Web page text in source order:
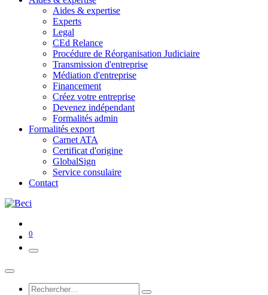
Aides & expertise
Experts
Legal
CEd Relance
Procédure de Réorganisation Judiciaire
Transmission d'entreprise
Médiation d'entreprise
Financement
Créez votre entreprise
Devenez indépendant
Formalités admin
Formalités export
Carnet ATA
Certificat d'origine
GlobalSign
Service consulaire
Contact
0